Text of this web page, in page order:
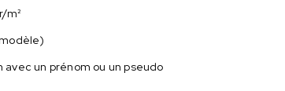
m²
un prénom ou un pseudo